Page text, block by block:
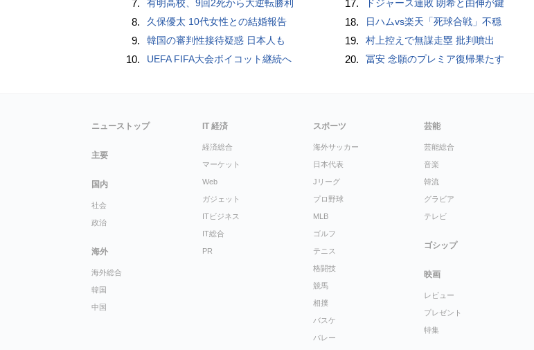
7. 有明高校、9回2死から大逆転勝利
8. 久保優太 10代女性との結婚報告
9. 韓国の審判性接待疑惑 日本人も
10. UEFA FIFA大会ボイコット継続へ
17. ドジャース連敗 朗希と由伸が鍵
18. 日ハムvs楽天「死球合戦」不穏
19. 村上控えで無謀走塁 批判噴出
20. 冨安 念願のプレミア復帰果たす
ニューストップ
主要
国内
社会
政治
海外
海外総合
韓国
中国
IT 経済
経済総合
マーケット
Web
ガジェット
ITビジネス
IT総合
PR
スポーツ
海外サッカー
日本代表
Jリーグ
プロ野球
MLB
ゴルフ
テニス
格闘技
競馬
相撲
バスケ
バレー
芸能
芸能総合
音楽
韓流
グラビア
テレビ
ゴシップ
映画
レビュー
プレゼント
特集